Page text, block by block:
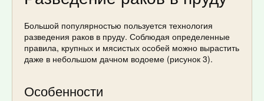
Большой популярностью пользуется технология
разведения раков в пруду. Соблюдая определенные
правила, крупных и мясистых особей можно вырастить
даже в небольшом дачном водоеме (рисунок 3).
Особенности